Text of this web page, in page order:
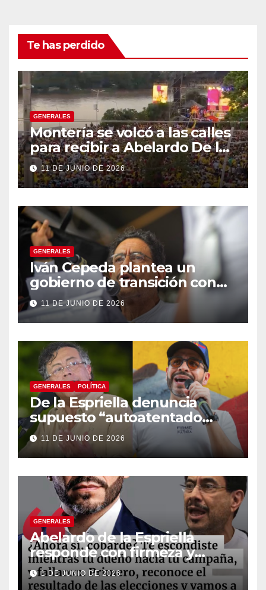
Te has perdido
GENERALES
Montería se volcó a las calles
para recibir a Abelardo De la
Espriella
11 DE JUNIO DE 2026
GENERALES
Iván Cepeda plantea un
gobierno de transición con
énfasis en el empalme
institucional y una eventual
constituyente
11 DE JUNIO DE 2026
GENERALES POLÍTICA
De la Espriella denuncia
supuesto “autoatentado
legislativo” tras decisión de
suspender provisionalmente
a Petro
11 DE JUNIO DE 2026
GENERALES
Abelardo de la Espriella
responde con firmeza y
fortalece su imagen de
liderazgo ante la controversia
1 DE JUNIO DE 2026